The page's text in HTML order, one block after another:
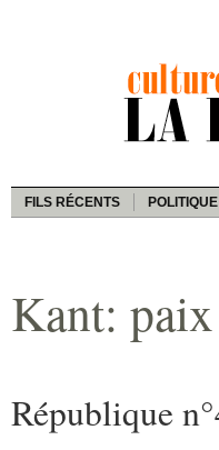
FILS RÉCENTS POLITIQUE
Kant:
République